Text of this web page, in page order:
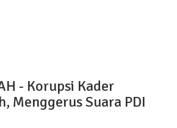
- Korupsi Kader
Menggerus Suara PDI